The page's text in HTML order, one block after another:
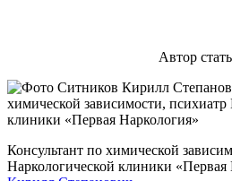
Автор
Консультант по химической
Наркологической клиники «Первая